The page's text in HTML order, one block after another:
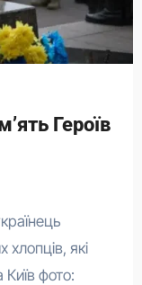
Героїв
які
Київ фото: